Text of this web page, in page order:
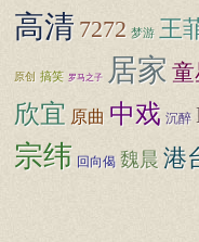
高清 7272 梦游 王
原创 搞笑 罗马之子 居家 童
欣宜 原曲 中戏 沉醉
宗纬 回向偈 魏晨 港